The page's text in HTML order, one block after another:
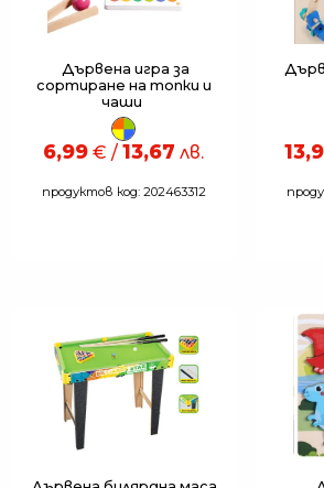
Дървена игра за
сортиране на топки и
чаши
6,99 € / 13,67 лв.
продуктов код: 202463312